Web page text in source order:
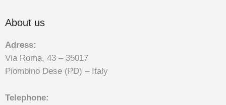
About us
Adress:
Via Roma, 43 – 35017
Piombino Dese (PD) – Italy
Telephone: